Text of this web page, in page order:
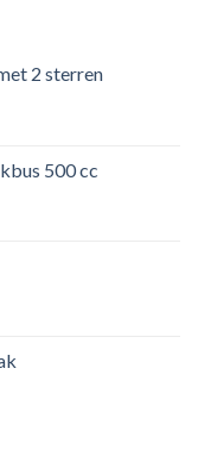
2 sterren
500 cc